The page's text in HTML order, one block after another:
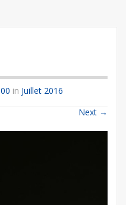
in Juillet 2016
Next →